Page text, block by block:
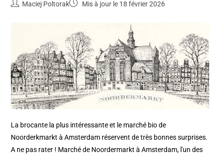
Maciej Poltorak Mis à jour le 18 février 2026
La brocante la plus intéressante et le marché bio de
Noorderkmarkt à Amsterdam réservent de très bonnes surprises.
A ne pas rater ! Marché de Noordermarkt à Amsterdam, l'un des